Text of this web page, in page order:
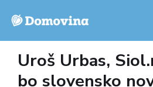
Uroš Urbas,
bo slovensko